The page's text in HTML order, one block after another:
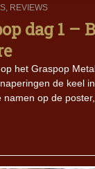
, REVIEWS
dag 1
het Graspop
de keel
op de